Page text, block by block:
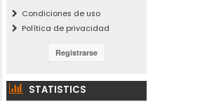
Condiciones de uso
Política de privacidad
STATISTICS